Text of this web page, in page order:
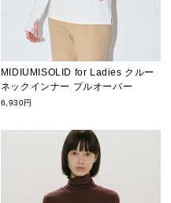
MIDIUMISOLID for Ladies クルー
ネックインナー プルオーバー
6,930円